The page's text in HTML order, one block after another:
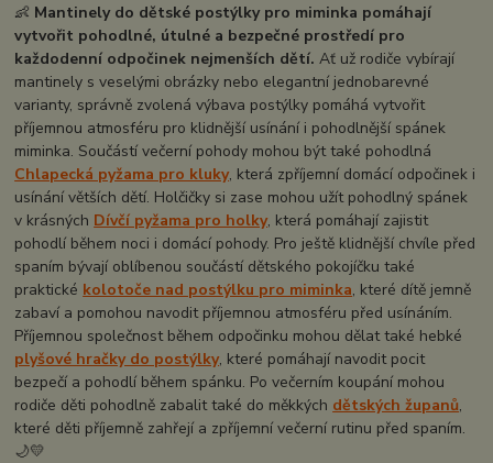
👶 Mantinely do dětské postýlky pro miminka pomáhají
vytvořit pohodlné, útulné a bezpečné prostředí pro
každodenní odpočinek nejmenších dětí. Ať už rodiče vybírají
mantinely s veselými obrázky nebo elegantní jednobarevné
varianty, správně zvolená výbava postýlky pomáhá vytvořit
příjemnou atmosféru pro klidnější usínání i pohodlnější spánek
miminka. Součástí večerní pohody mohou být také pohodlná
Chlapecká pyžama pro kluky, která zpříjemní domácí odpočinek i
usínání větších dětí. Holčičky si zase mohou užít pohodlný spánek
v krásných Dívčí pyžama pro holky, která pomáhají zajistit
pohodlí během noci i domácí pohody. Pro ještě klidnější chvíle před
spaním bývají oblíbenou součástí dětského pokojíčku také
praktické kolotoče nad postýlku pro miminka, které dítě jemně
zabaví a pomohou navodit příjemnou atmosféru před usínáním.
Příjemnou společnost během odpočinku mohou dělat také hebké
plyšové hračky do postýlky, které pomáhají navodit pocit
bezpečí a pohodlí během spánku. Po večerním koupání mohou
rodiče děti pohodlně zabalit také do měkkých dětských županů,
které děti příjemně zahřejí a zpříjemní večerní rutinu před spaním.
🌙💛